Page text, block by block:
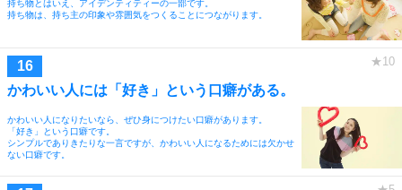
持ち物とはいえ、アイデンティティーの一部です。
持ち物は、持ち主の印象や雰囲気をつくることにつながります。
かわいい人には「好き」という口癖がある。
かわいい人になりたいなら、ぜひ身につけたい口癖があります。
「好き」という口癖です。
シンプルでありきたりな一言ですが、かわいい人になるためには欠かせ
ない口癖です。